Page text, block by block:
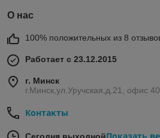
приобрести к ней шумоизоляцию.
правильной эксплуатации она может
сохранение тепла. Благодаря
истиранию. Для более безопасной
чугунные ванны имеют специальное
лишь небольшое многообразие форм.
Процесс выбора ванны тоже весьма
О нас
100% положительных из 8
Работает с 23.12.2015
г. Минск
г.Минск,ул.Уручская,д.21, офис
Контакты